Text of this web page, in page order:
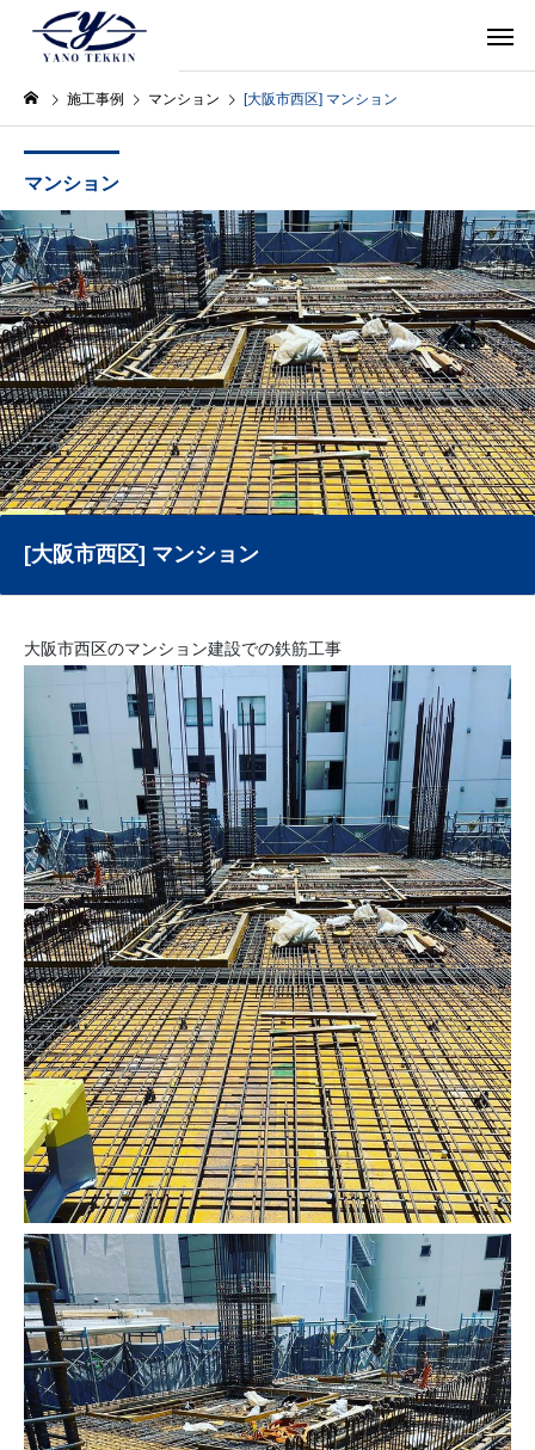
施工事例 マンション [大阪市西区] マンション
マンション
[大阪市西区] マンション
大阪市西区のマンション建設での鉄筋工事